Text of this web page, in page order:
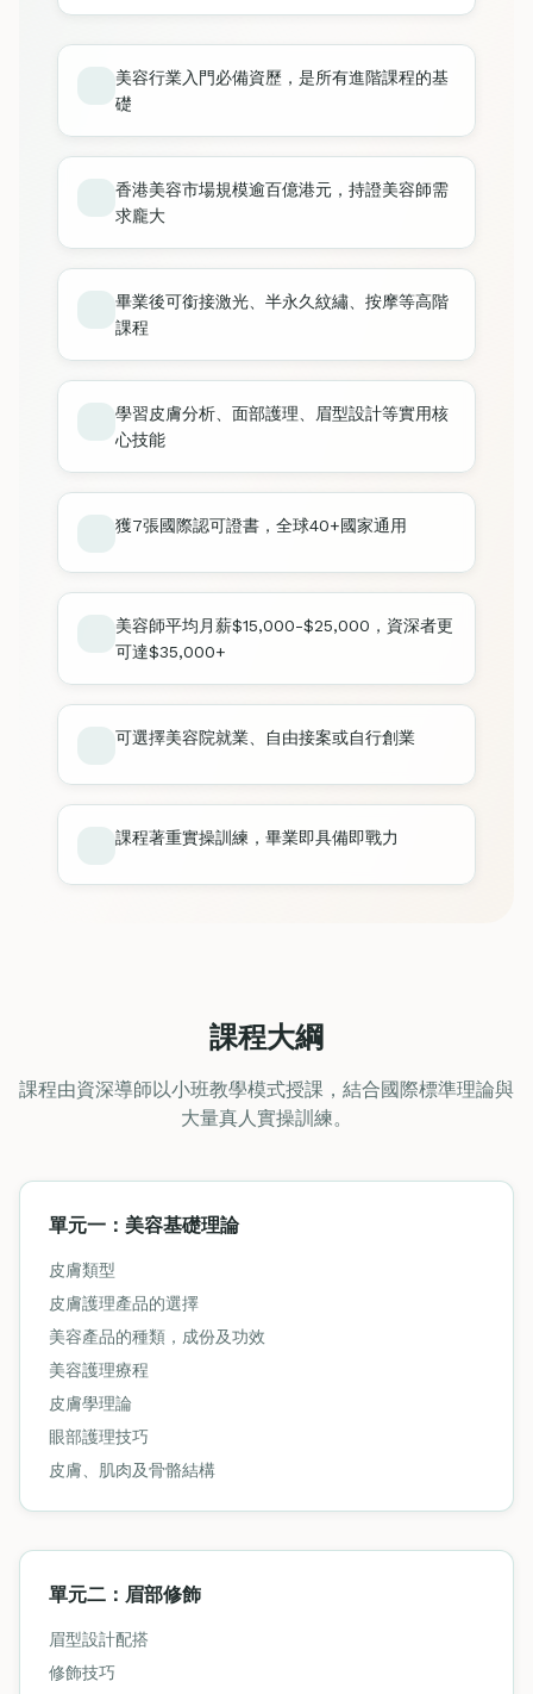
美容行業入門必備資歷，是所有進階課程的基
礎
香港美容市場規模逾百億港元，持證美容師需
求龐大
畢業後可銜接激光、半永久紋繡、按摩等高階
課程
學習皮膚分析、面部護理、眉型設計等實用核
心技能
獲7張國際認可證書，全球40+國家通用
美容師平均月薪$15,000-$25,000，資深者更
可達$35,000+
可選擇美容院就業、自由接案或自行創業
課程著重實操訓練，畢業即具備即戰力
課程大綱
課程由資深導師以小班教學模式授課，結合國際標準理論與
大量真人實操訓練。
單元一：美容基礎理論
皮膚類型
皮膚護理產品的選擇
美容產品的種類，成份及功效
美容護理療程
皮膚學理論
眼部護理技巧
皮膚、肌肉及骨骼結構
單元二：眉部修飾
眉型設計配搭
修飾技巧